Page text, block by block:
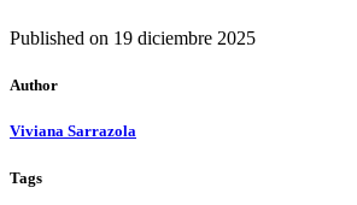
Published on 19 diciembre 2025
Author
Viviana Sarrazola
Tags